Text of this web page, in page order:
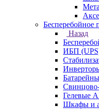
Бесперебойное
Назад
ИБП
Гелевые
Шкафы и